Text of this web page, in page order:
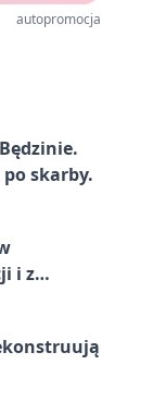
autopromocja
skarby.
i z